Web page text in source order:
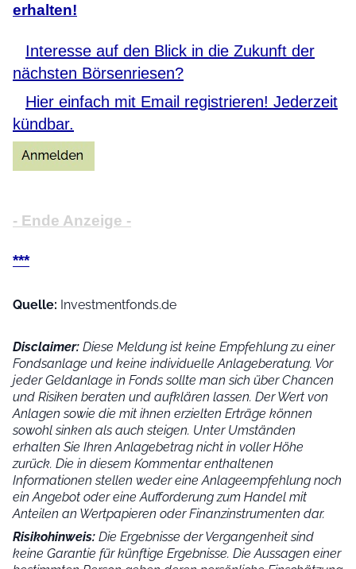
erhalten!
Interesse auf den Blick in die Zukunft der
nächsten Börsenriesen?
Hier einfach mit Email registrieren! Jederzeit
kündbar.
- Ende Anzeige -
***
Quelle: Investmentfonds.de
Disclaimer: Diese Meldung ist keine Empfehlung zu einer
Fondsanlage und keine individuelle Anlageberatung. Vor
jeder Geldanlage in Fonds sollte man sich über Chancen
und Risiken beraten und aufklären lassen. Der Wert von
Anlagen sowie die mit ihnen erzielten Erträge können
sowohl sinken als auch steigen. Unter Umständen
erhalten Sie Ihren Anlagebetrag nicht in voller Höhe
zurück. Die in diesem Kommentar enthaltenen
Informationen stellen weder eine Anlageempfehlung noch
ein Angebot oder eine Aufforderung zum Handel mit
Anteilen an Wertpapieren oder Finanzinstrumenten dar.
Risikohinweis: Die Ergebnisse der Vergangenheit sind
keine Garantie für künftige Ergebnisse. Die Aussagen einer